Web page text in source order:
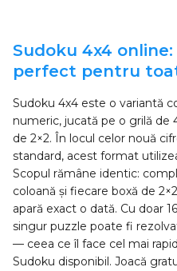
Sudoku 4x4
perfect pentru
Sudoku 4x4 este o variantă
numeric, jucată pe o grilă de
de 2×2. În locul celor nouă
standard, acest format
Scopul rămâne identic:
coloană și fiecare boxă de
apară exact o dată. Cu doar
singur puzzle poate fi
— ceea ce îl face cel mai
Sudoku disponibil. Joacă